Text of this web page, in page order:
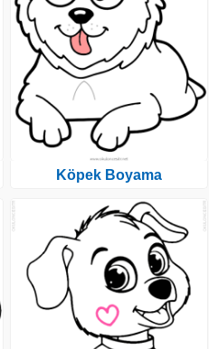
Köpek Boyama